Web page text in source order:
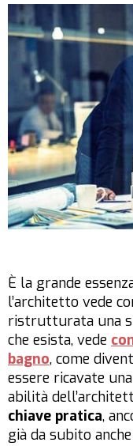
È la grande
l’architetto vede
ristrutturata una
che esista, vede
bagno, come
essere ricavate
abilità
chiave pratica,
già da subito